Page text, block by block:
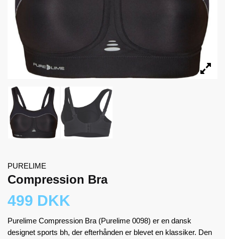
PURELIME
Compression Bra
499 DKK
Purelime Compression Bra (Purelime 0098) er en dansk
designet sports bh, der efterhånden er blevet en klassiker. Den